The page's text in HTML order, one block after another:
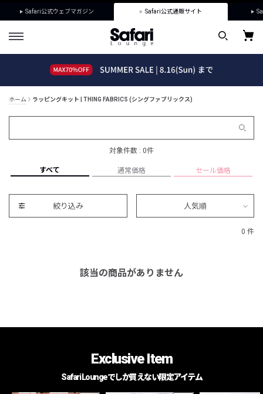
Safari公式ウェブマガジン Safari公式通販サイト
ホーム ラッピングキット | THING FABRICS (シングファブリックス)
対象件数 : 0件
すべて 通常価格 セール価格
絞り込み 人気順
0 件
該当の商品がありません
Exclusive Item
Safari Loungeでしか買えない限定アイテム